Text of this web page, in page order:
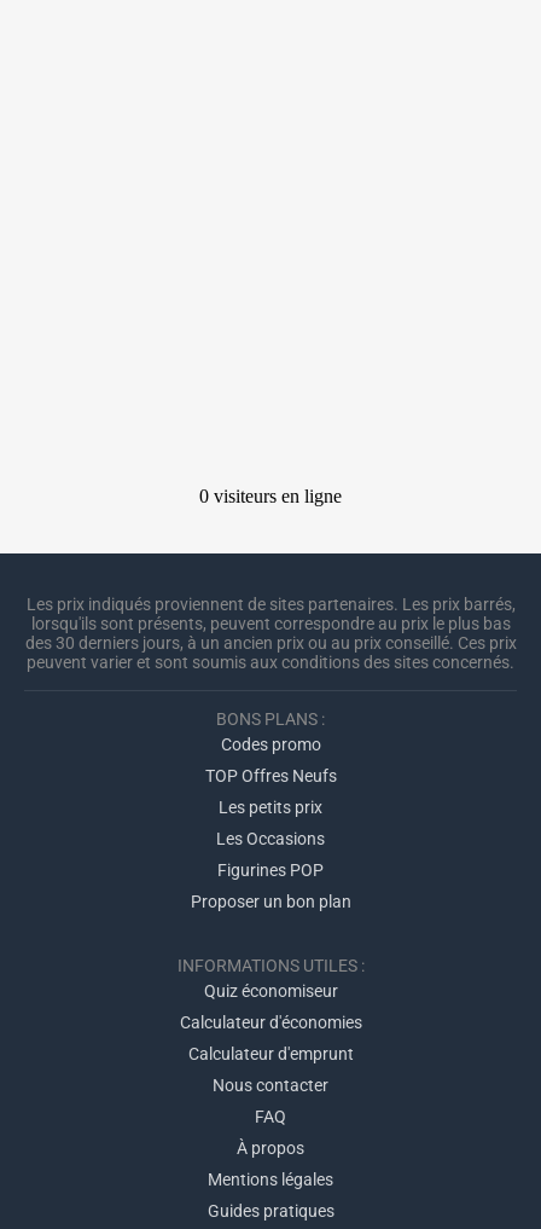
Les prix indiqués proviennent de sites partenaires. Les prix barrés,
lorsqu'ils sont présents, peuvent correspondre au prix le plus bas
des 30 derniers jours, à un ancien prix ou au prix conseillé. Ces prix
peuvent varier et sont soumis aux conditions des sites concernés.
BONS PLANS :
Codes promo
TOP Offres Neufs
Les petits prix
Les Occasions
Figurines POP
Proposer un bon plan
INFORMATIONS UTILES :
Quiz économiseur
Calculateur d'économies
Calculateur d'emprunt
Nous contacter
FAQ
À propos
Mentions légales
Guides pratiques